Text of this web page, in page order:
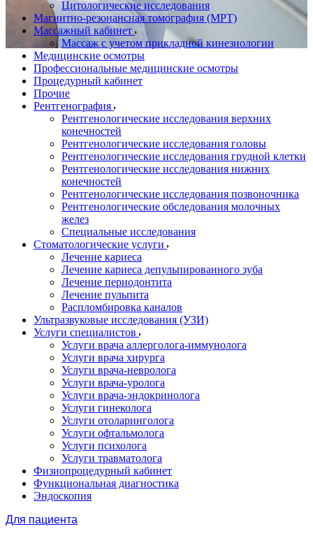
Цитологические исследования
Магнитно-резонансная томография (МРТ)
Массажный кабинет
Массаж с учетом прикладной кинезиологии
Медицинские осмотры
Профессиональные медицинские осмотры
Процедурный кабинет
Прочие
Рентгенография
Рентгенологические исследования верхних
конечностей
Рентгенологические исследования головы
Рентгенологические исследования грудной клетки
Рентгенологические исследования нижних
конечностей
Рентгенологические исследования позвоночника
Рентгенологические обследования молочных
желез
Специальные исследования
Стоматологические услуги
Лечение кариеса
Лечение кариеса депульпированного зуба
Лечение периодонтита
Лечение пульпита
Распломбировка каналов
Ультразвуковые исследования (УЗИ)
Услуги специалистов
Услуги врача аллерголога-иммунолога
Услуги врача хирурга
Услуги врача-невролога
Услуги врача-уролога
Услуги врача-эндокринолога
Услуги гинеколога
Услуги отоларинголога
Услуги офтальмолога
Услуги психолога
Услуги травматолога
Физиопроцедурный кабинет
Функциональная диагностика
Эндоскопия
Для пациента